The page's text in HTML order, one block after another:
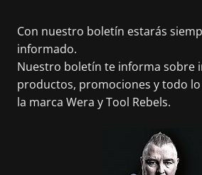
Con nuestro boletín estarás
informado.
Nuestro boletín te informa sobre
productos, promociones y todo
la marca Wera y Tool Rebels.